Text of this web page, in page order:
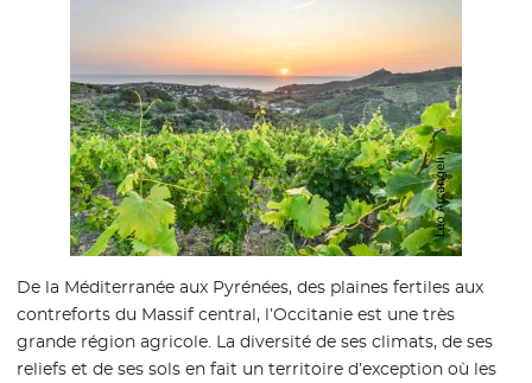
De la Méditerranée aux Pyrénées, des plaines fertiles aux
contreforts du Massif central, l’Occitanie est une très
grande région agricole. La diversité de ses climats, de ses
reliefs et de ses sols en fait un territoire d’exception où les